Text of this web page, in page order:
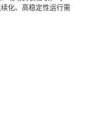
化、高稳定性运行需